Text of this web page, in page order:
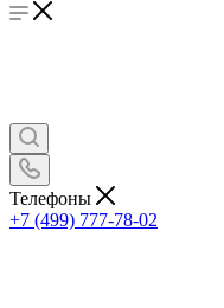
Телефоны
+7 (499) 777-78-02